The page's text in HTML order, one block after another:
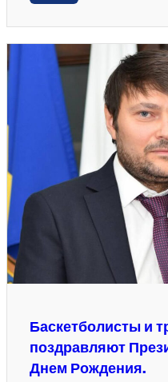
Баскетболисты и
поздравляют
Днем Рождения.